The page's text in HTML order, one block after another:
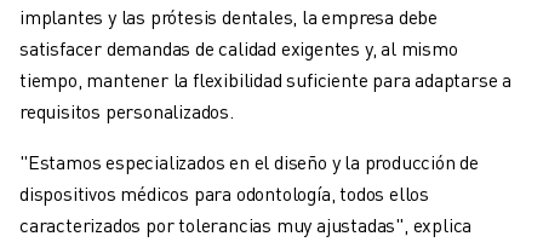
implantes y las prótesis dentales, la empresa debe
satisfacer demandas de calidad exigentes y, al mismo
tiempo, mantener la flexibilidad suficiente para adaptarse a
requisitos personalizados.
"Estamos especializados en el diseño y la producción de
dispositivos médicos para odontología, todos ellos
caracterizados por tolerancias muy ajustadas", explica